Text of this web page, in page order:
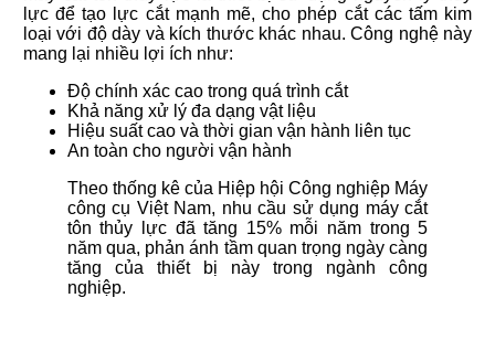
lực để tạo lực cắt mạnh mẽ, cho phép cắt các tấm kim
loại với độ dày và kích thước khác nhau. Công nghệ này
mang lại nhiều lợi ích như:
Độ chính xác cao trong quá trình cắt
Khả năng xử lý đa dạng vật liệu
Hiệu suất cao và thời gian vận hành liên tục
An toàn cho người vận hành
Theo thống kê của Hiệp hội Công nghiệp Máy
công cụ Việt Nam, nhu cầu sử dụng máy cắt
tôn thủy lực đã tăng 15% mỗi năm trong 5
năm qua, phản ánh tầm quan trọng ngày càng
tăng của thiết bị này trong ngành công
nghiệp.